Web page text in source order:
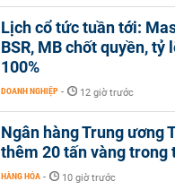
Lịch cổ tức tuần tới:
BSR, MB chốt quyền, tỷ
100%
DOANH NGHIỆP - 12 giờ trước
Ngân hàng Trung ương
thêm 20 tấn vàng trong
HÀNG HÓA - 10 giờ trước